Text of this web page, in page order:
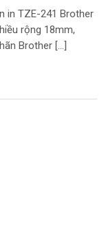
in TZE-241 Brother
rộng 18mm,
Brother […]